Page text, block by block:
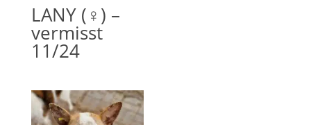
LANY (♀) –
vermisst
11/24